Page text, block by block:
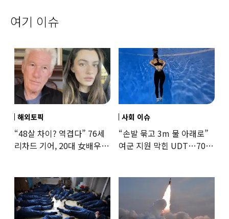
여기 이슈
해외토픽
“48살 차이? 역겹다” 76세
리차드 기어, 20대 女배우와
사회 이슈
“손발 묶고 3m 물 아래로”
여군 지원 막힌 UDT…707